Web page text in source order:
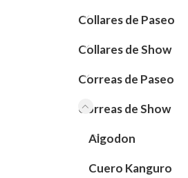
Collares de Paseo
Collares de Show
Correas de Paseo
Correas de Show
Algodon
Cuero Kanguro